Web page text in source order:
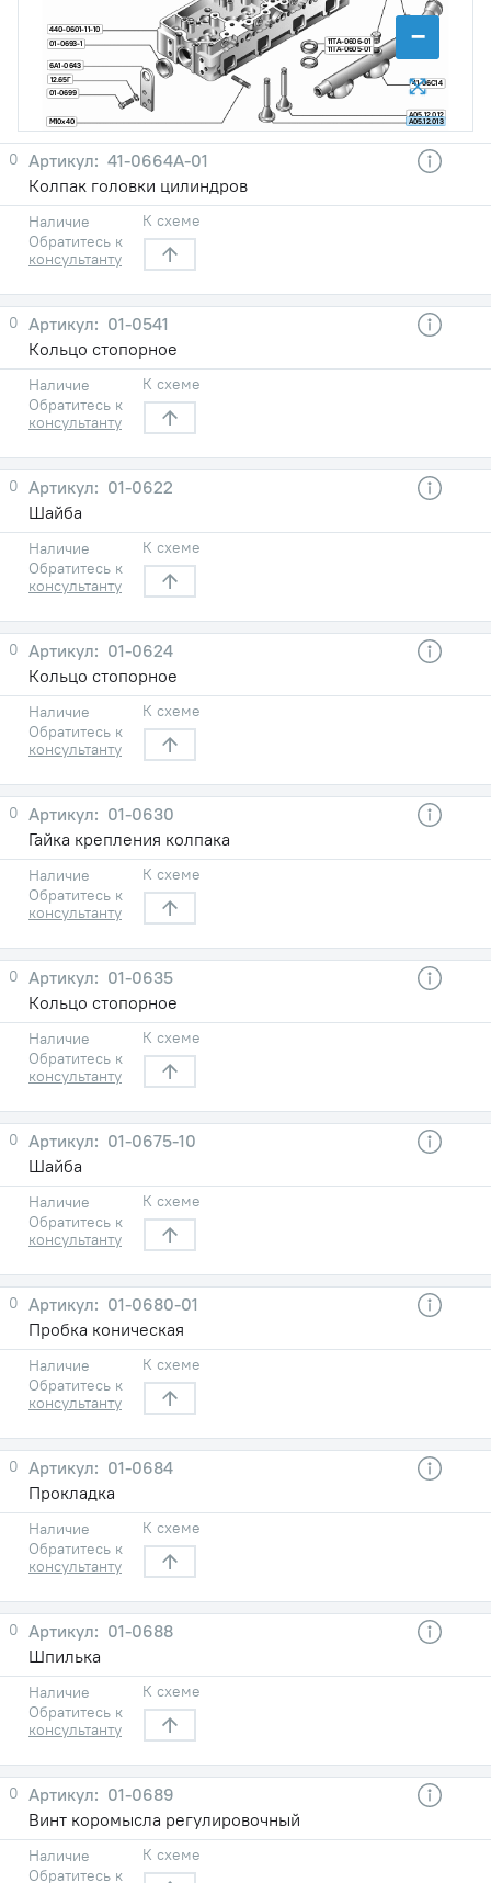
−
01-0693-1
6А1-0643
11ТА-0605-01
11ТА-0606-01
41-06С14
01-0699
440-0601-11-10
А05.12.012
М10х40
12.65Г
А05.12.013
0
41-0664А-01
Колпак головки цилиндров
Наличие
Обратитесь к
консультанту
К схеме
0
01-0541
Кольцо стопорное
Наличие
Обратитесь к
консультанту
К схеме
0
01-0622
Шайба
Наличие
Обратитесь к
консультанту
К схеме
0
01-0624
Кольцо стопорное
Наличие
Обратитесь к
консультанту
К схеме
0
01-0630
Гайка крепления колпака
Наличие
Обратитесь к
консультанту
К схеме
0
01-0635
Кольцо стопорное
Наличие
Обратитесь к
консультанту
К схеме
0
01-0675-10
Шайба
Наличие
Обратитесь к
консультанту
К схеме
0
01-0680-01
Пробка коническая
Наличие
Обратитесь к
консультанту
К схеме
0
01-0684
Прокладка
Наличие
Обратитесь к
консультанту
К схеме
0
01-0688
Шпилька
Наличие
Обратитесь к
консультанту
К схеме
0
01-0689
Винт коромысла регулировочный
Наличие
Обратитесь к
К схеме